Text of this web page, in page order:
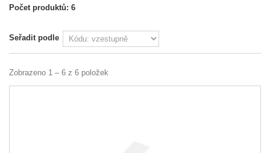
Počet produktů: 6
Seřadit podle
Zobrazeno 1 – 6 z 6 položek